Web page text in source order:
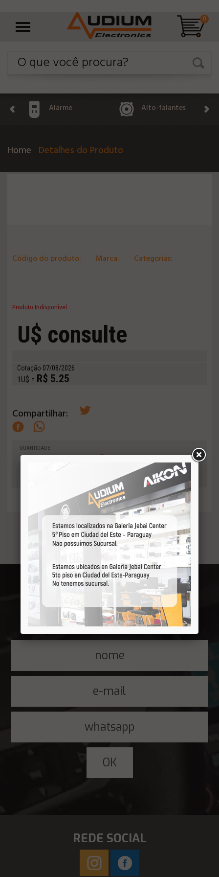
0
Alarme Alto-falantes
Home Detalhes do Produto
Código do produto: Marca: Categorias:
Produto Indisponível
U$ consulte
Cotação 07/08/2026
1U$ = R$ 5.25
Compartilhar:
QUANTIDADE
+ Adicionar
ao orçamento
Receba por primeiro
nossas ofertas
REDE SOCIAL